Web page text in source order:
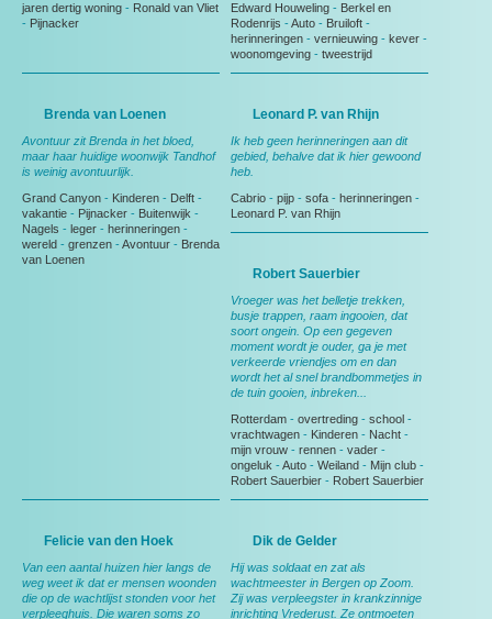
jaren dertig woning - Ronald van Vliet
- Pijnacker
Edward Houweling - Berkel en
Rodenrijs -Auto - Bruiloft -
herinneringen - vernieuwing - kever -
woonomgeving - tweestrijd
Brenda van Loenen
Avontuur zit Brenda in het bloed,
maar haar huidige woonwijk Tandhof
is weinig avontuurlijk.
Grand Canyon - Kinderen - Delft -
vakantie - Pijnacker - Buitenwijk -
Nagels - leger - herinneringen -
wereld - grenzen -Avontuur - Brenda
van Loenen
Leonard P. van Rhijn
Ik heb geen herinneringen aan dit
gebied, behalve dat ik hier gewoond
heb.
Cabrio - pijp - sofa - herinneringen -
Leonard P. van Rhijn
Robert Sauerbier
Vroeger was het belletje trekken,
busje trappen, raam ingooien, dat
soort ongein. Op een gegeven
moment wordt je ouder, ga je met
verkeerde vriendjes om en dan
wordt het al snel brandbommetjes in
de tuin gooien, inbreken...
Rotterdam - overtreding - school -
vrachtwagen - Kinderen - Nacht -
mijn vrouw - rennen - vader -
ongeluk -Auto - Weiland - Mijn club -
Robert Sauerbier - Robert Sauerbier
Felicie van den Hoek
Van een aantal huizen hier langs de
weg weet ik dat er mensen woonden
die op de wachtlijst stonden voor het
verpleeghuis. Die waren soms zo
Dik de Gelder
Hij was soldaat en zat als
wachtmeester in Bergen op Zoom.
Zij was verpleegster in krankzinnige
inrichting Vrederust. Ze ontmoeten